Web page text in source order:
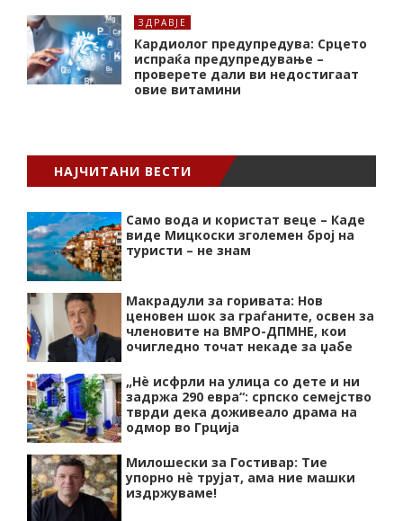
ЗДРАВЈЕ
Кардиолог предупредува: Срцето
испраќа предупредување –
проверете дали ви недостигаат
овие витамини
НАЈЧИТАНИ ВЕСТИ
Само вода и користат веце – Каде
виде Мицкоски зголемен број на
туристи – не знам
Макрадули за горивата: Нов
ценовен шок за граѓаните, освен за
членовите на ВМРО-ДПМНЕ, кои
очигледно точат некаде за џабе
„Нѐ исфрли на улица со дете и ни
задржа 290 евра“: српско семејство
тврди дека доживеало драма на
одмор во Грција
Милошески за Гостивар: Тие
упорно нѐ трујат, ама ние машки
издржуваме!